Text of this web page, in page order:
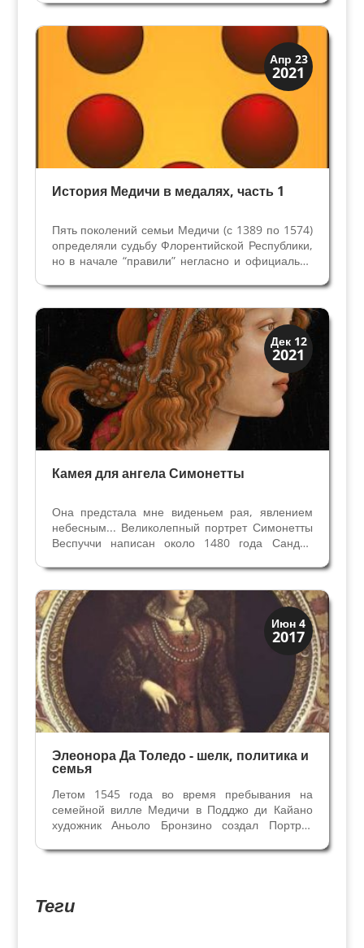
Так, рассказывают, что когда его ученик Бьяджо
выполнил тондо Мадонна с ангелами, Сандро
продал его...
Апр 23
2021
История
История Медичи в медалях, часть 1
Пять поколений семьи Медичи (с 1389 по 1574)
определяли судьбу Флорентийской Республики,
но в начале “правили” негласно и официально
Медичи нет в то время на монетах, и мы их
можем увидеть только на памятных медалях.
Дек 12
2021
История
Мифы и Библия
Камея для ангела Симонетты
Она предстала мне виденьем рая, явлением
небесным... Великолепный портрет Симонетты
Веспуччи написан около 1480 года Сандро
Франкфурте. Лицо молодой женщины
изображено в профиль, а тело изящно
повернуто к зрителю. Она...
Июн 4
2017
Династии
Медичи Флоренция
Элеонора Да Толедо - шелк, политика и
семья
Летом 1545 года во время пребывания на
семейной вилле Медичи в Подджо ди Кайано
художник Аньоло Бронзино создал Портрет
он запечатлел изящную красоту и фарфоровую
Теги